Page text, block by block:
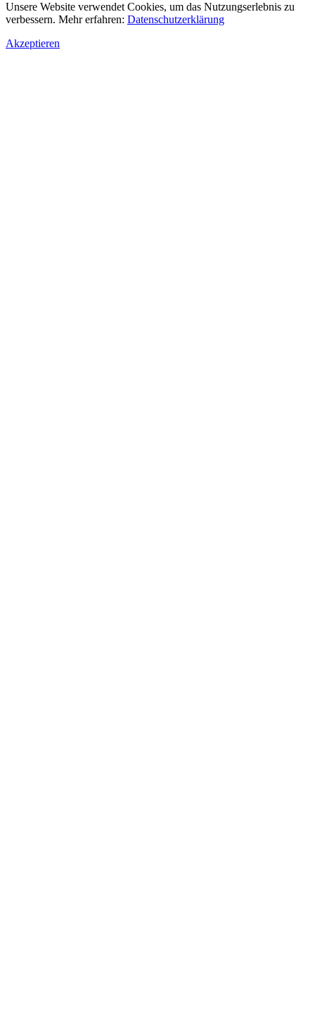
Unsere Website verwendet Cookies, um das Nutzungserlebnis zu
verbessern. Mehr erfahren: Datenschutzerklärung
Akzeptieren